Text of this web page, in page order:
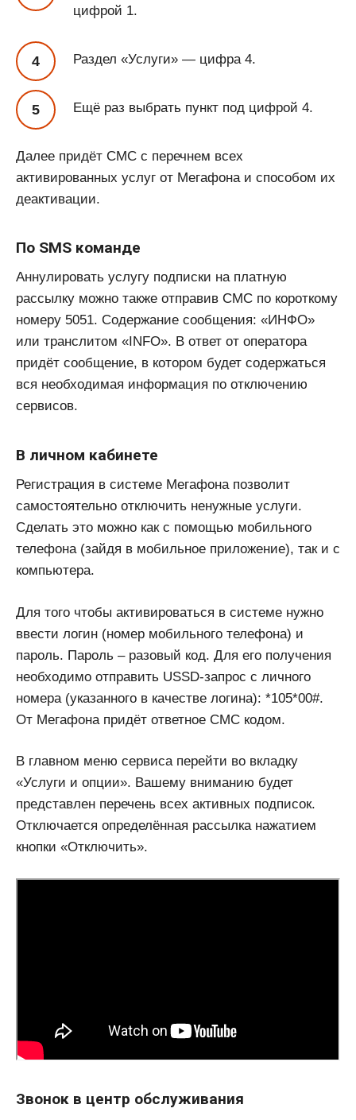
цифрой 1.
Раздел «Услуги» — цифра 4.
Ещё раз выбрать пункт под цифрой 4.
Далее придёт СМС с перечнем всех
активированных услуг от Мегафона и способом их
деактивации.
По SMS команде
Аннулировать услугу подписки на платную
рассылку можно также отправив СМС по короткому
номеру 5051. Содержание сообщения: «ИНФО»
или транслитом «INFO». В ответ от оператора
придёт сообщение, в котором будет содержаться
вся необходимая информация по отключению
сервисов.
В личном кабинете
Регистрация в системе Мегафона позволит
самостоятельно отключить ненужные услуги.
Сделать это можно как с помощью мобильного
телефона (зайдя в мобильное приложение), так и с
компьютера.
Для того чтобы активироваться в системе нужно
ввести логин (номер мобильного телефона) и
пароль. Пароль – разовый код. Для его получения
необходимо отправить USSD-запрос с личного
номера (указанного в качестве логина): *105*00#.
От Мегафона придёт ответное СМС кодом.
В главном меню сервиса перейти во вкладку
«Услуги и опции». Вашему вниманию будет
представлен перечень всех активных подписок.
Отключается определённая рассылка нажатием
кнопки «Отключить».
Звонок в центр обслуживания